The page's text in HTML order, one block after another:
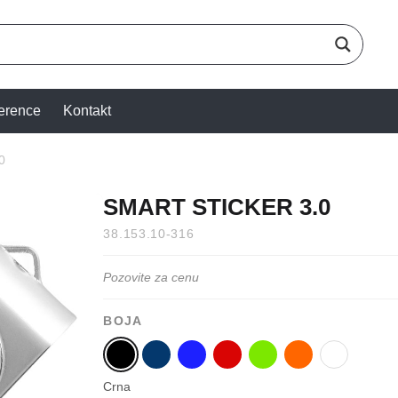
Kontakt
SMART STICKER 3.0
38.153.10-316
Pozovite za cenu
BOJA
Crna